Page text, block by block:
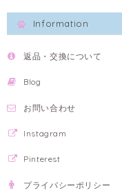
Information
返品・交換について
Blog
お問い合わせ
Instagram
Pinterest
プライバシーポリシー